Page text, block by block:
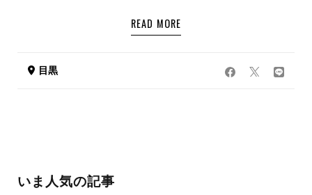
READ MORE
目黒
いま人気の記事